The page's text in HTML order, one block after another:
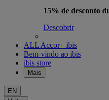
15% de desconto
Descobrir
ALL Accor+ ibis
Bem-vindo ao ibis
ibis store
Mais
EN